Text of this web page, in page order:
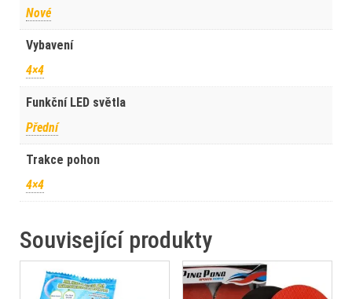
Nové
Vybavení
4×4
Funkční LED světla
Přední
Trakce pohon
4×4
Související produkty